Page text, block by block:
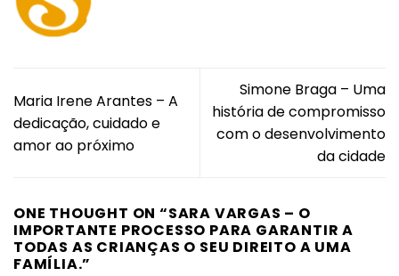
Maria Irene Arantes – A
dedicação, cuidado e
amor ao próximo
Simone Braga – Uma
história de compromisso
com o desenvolvimento
da cidade
ONE THOUGHT ON “SARA VARGAS – O
IMPORTANTE PROCESSO PARA GARANTIR A
TODAS AS CRIANÇAS O SEU DIREITO A UMA
FAMÍLIA.”